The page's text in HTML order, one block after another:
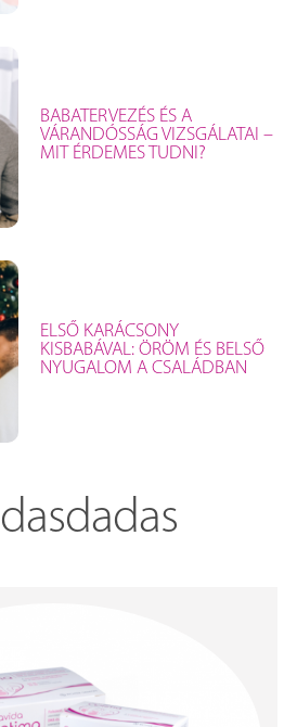
BABATERVEZÉS ÉS A
VÁRANDÓSSÁG VIZSGÁLATAI –
MIT ÉRDEMES TUDNI?
ELSŐ KARÁCSONY
KISBABÁVAL: ÖRÖM ÉS BELSŐ
NYUGALOM A CSALÁDBAN